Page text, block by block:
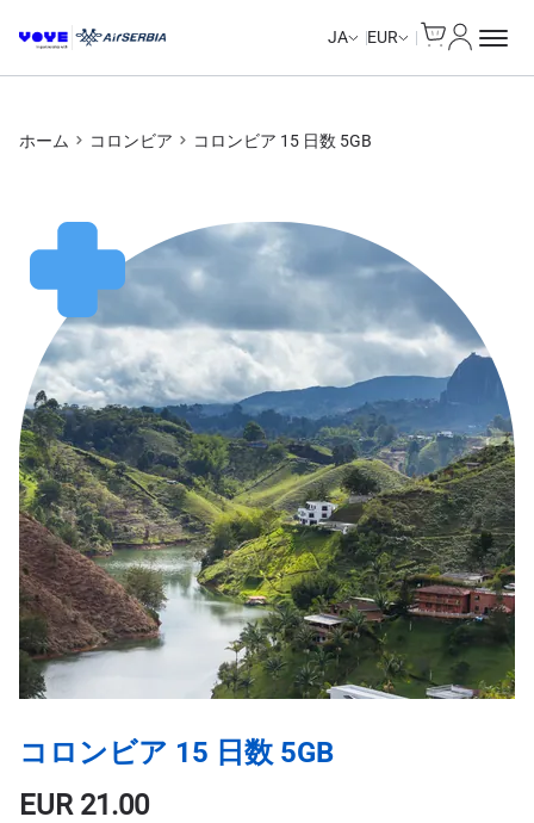
JA EUR
ホーム コロンビア コロンビア 15 日数 5GB
コロンビア 15 日数 5GB
EUR21.00